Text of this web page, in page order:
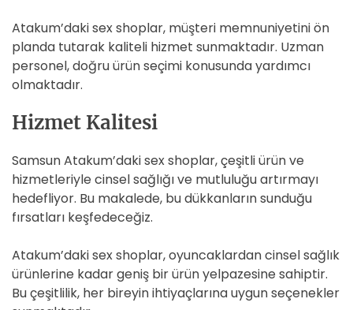
Atakum’daki sex shoplar, müşteri memnuniyetini ön
planda tutarak kaliteli hizmet sunmaktadır. Uzman
personel, doğru ürün seçimi konusunda yardımcı
olmaktadır.
Hizmet Kalitesi
Samsun Atakum’daki sex shoplar, çeşitli ürün ve
hizmetleriyle cinsel sağlığı ve mutluluğu artırmayı
hedefliyor. Bu makalede, bu dükkanların sunduğu
fırsatları keşfedeceğiz.
Atakum’daki sex shoplar, oyuncaklardan cinsel sağlık
ürünlerine kadar geniş bir ürün yelpazesine sahiptir.
Bu çeşitlilik, her bireyin ihtiyaçlarına uygun seçenekler